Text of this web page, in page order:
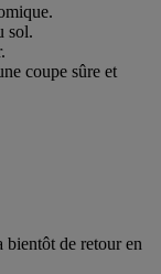
sol.
coupe sûre et
de retour en